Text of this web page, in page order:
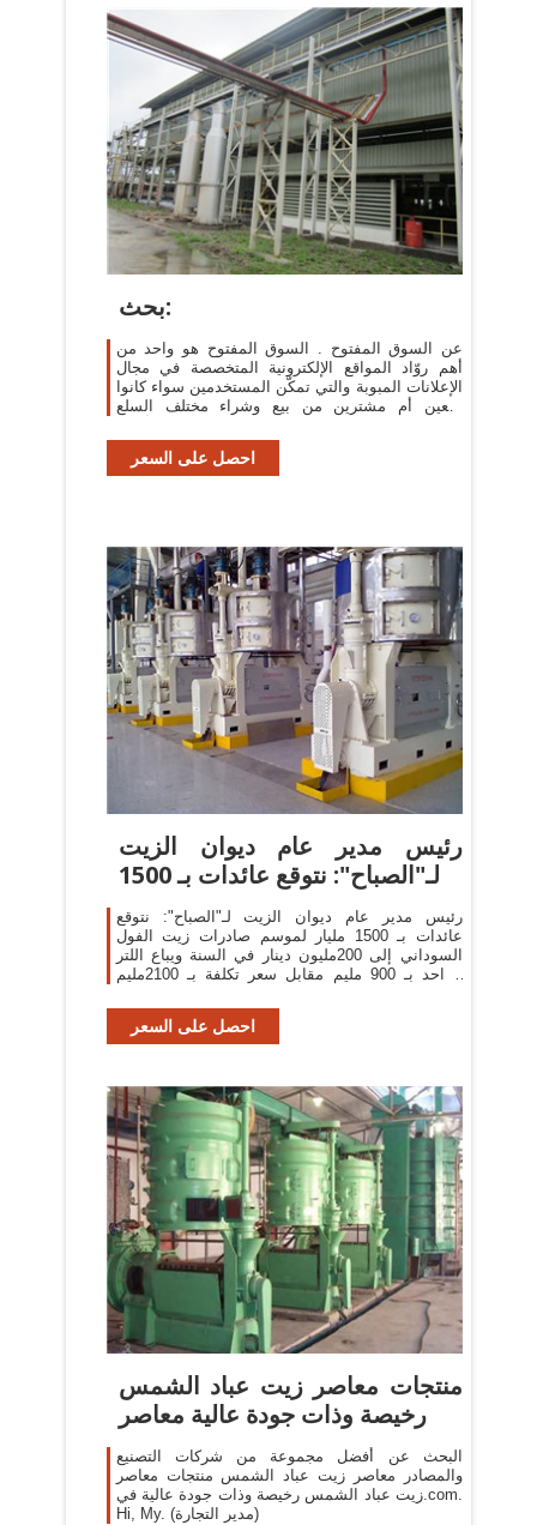
بحث:
عن السوق المفتوح . السوق المفتوح هو واحد من
أهم روّاد المواقع الإلكترونية المتخصصة في مجال
الإعلانات المبوبة والتي تمكّن المستخدمين سواء كانوا
بائعين أم مشترين من بيع وشراء مختلف السلع
احصل على السعر
رئيس مدير عام ديوان الزيت
لـ"الصباح": نتوقع عائدات بـ 1500
رئيس مدير عام ديوان الزيت لـ"الصباح": نتوقع
عائدات بـ 1500 مليار لموسم صادرات زيت الفول
السوداني إلى 200مليون دينار في السنة ويباع اللتر
الواحد بـ 900 مليم مقابل سعر تكلفة بـ 2100مليم
احصل على السعر
منتجات معاصر زيت عباد الشمس
رخيصة وذات جودة عالية معاصر
البحث عن أفضل مجموعة من شركات التصنيع
والمصادر معاصر زيت عباد الشمس منتجات معاصر
زيت عباد الشمس رخيصة وذات جودة عالية في.com.
Hi, My. (مدير التجارة)